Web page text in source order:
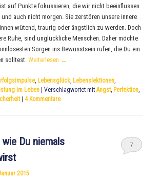
auf Punkte fokussieren, die wir nicht beeinflussen
auch nicht morgen. Sie zerstören unsere innere
wütend, traurig oder ängstlich zu werden. Doch
Ruhe, sind unglückliche Menschen. Daher möchte
Sorgen ins Bewusstsein rufen, die Du ein
solltest.Weiterlesen →
, Lebensglück, Lebenslektionen,
im Leben |Verschlagwortet mit Angst, Perfektion,
|4Kommentare
Du niemals
2015
7